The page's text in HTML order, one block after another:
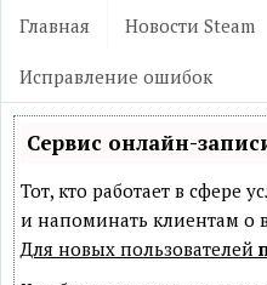
Главная Новости Steam
Исправление ошибок
Сервис онлайн-
Тот, кто работает в сфере
и напоминать клиентам
Для новых пользователей